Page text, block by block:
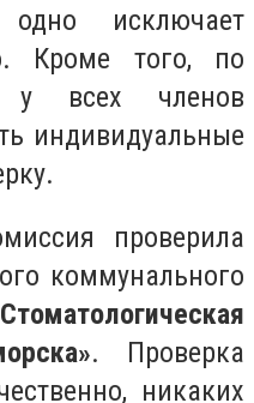
одно исключает
Кроме того, по
у всех членов
индивидуальные
проверила
коммунального
. Проверка
никаких